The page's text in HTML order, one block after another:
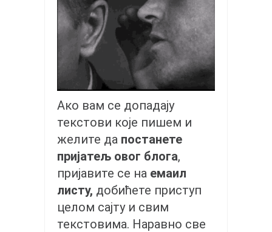
бесплатна е-књига
термини тренинга
контактАко вам се допадају
текстови које пишем и
желите да постанете
пријатељ овог блога,
пријавите се на емаил
листу, добићете приступ
целом сајту и свим
текстовима. Наравно све